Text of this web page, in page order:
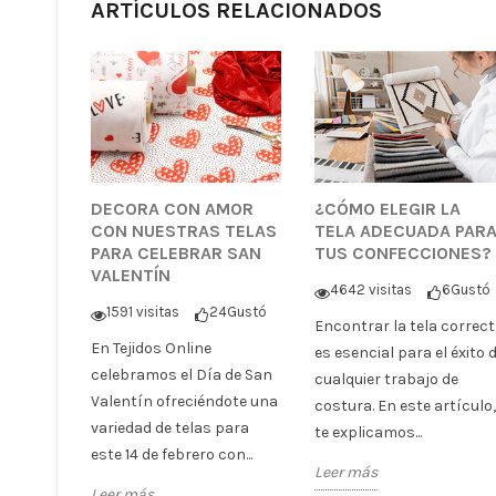
ARTÍCULOS RELACIONADOS
DECORA CON AMOR
CON NUESTRAS TELAS
PARA CELEBRAR SAN
VALENTÍN
1591 visitas 24Gustó
En Tejidos Online
celebramos el Día de San
Valentín ofreciéndote una
variedad de telas para
este 14 de febrero con...
¿CÓMO ELEGIR LA
TELA ADECUADA PARA
TUS CONFECCIONES?
4642 visitas 6Gustó
Encontrar la tela
es esencial para el éxito
cualquier trabajo de
costura. En este artículo,
te explicamos...
Leer más